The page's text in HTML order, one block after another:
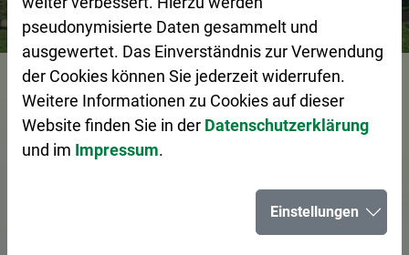
Bürgerservice Pressemeldungen Mit den Händen
Vorlesen
Mit den Händen
pseudonymisierte Daten gesammelt und
ausgewertet. Das Einverständnis zur Verwendung
der Cookies können Sie jederzeit widerrufen.
Weitere Informationen zu Cookies auf dieser
Website finden Sie in der Datenschutzerklärung
und im Impressum.
Einstellungen